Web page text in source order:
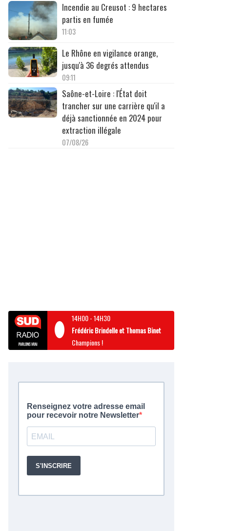
Incendie au Creusot : 9 hectares
partis en fumée
11:03
Le Rhône en vigilance orange,
jusqu'à 36 degrés attendus
09:11
Saône-et-Loire : l'État doit
trancher sur une carrière qu'il a
déjà sanctionnée en 2024 pour
extraction illégale
07/08/26
14H00-14H30
Frédéric Brindelle et Thomas Binet
Champions !